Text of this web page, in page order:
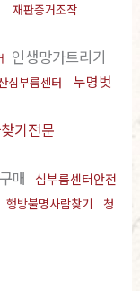
재판증거조작
인생망가트리기
심부름센터
누명벗
기전문
매
심부름센터안전
행방불명사람찾기
청